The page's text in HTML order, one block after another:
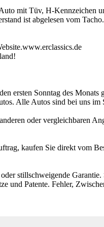
mit Tüv, H-Kennzeichen
ist abgelesen vom
ersten Sonntag des
Alle Autos sind bei uns
oder vergleichbaren
kaufen Sie direkt vom
stillschweigende
und Patente. Fehler,